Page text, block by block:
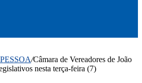
/Câmara de Vereadores de João
nesta terça-feira (7)